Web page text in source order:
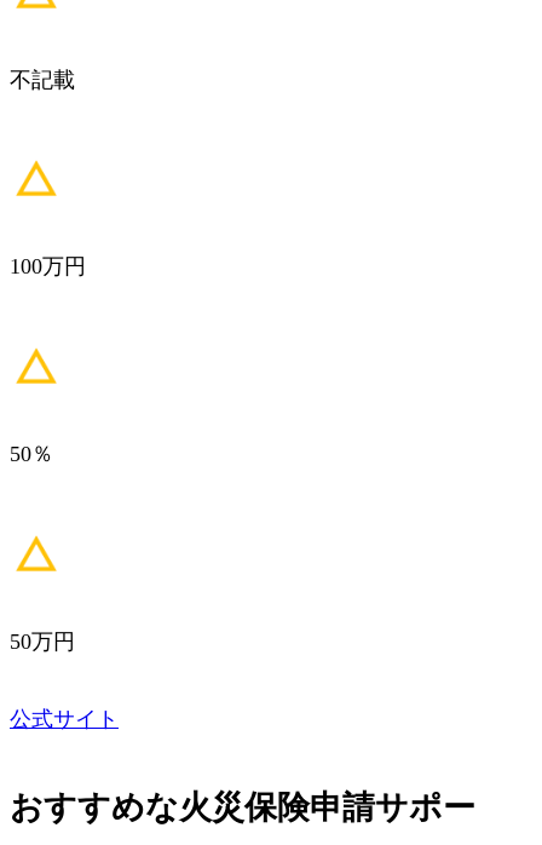
不記載
100万円
50％
50万円
公式サイト
おすすめな火災保険申請サポー